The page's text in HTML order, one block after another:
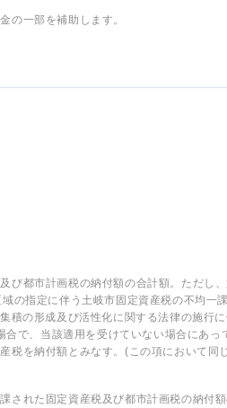
の一部を補助します。
び都市計画税の納付額の合計額。ただし
の指定に伴う土岐市固定資産税の不均一
積の形成及び活性化に関する法律の施行
で、当該適用を受けていない場合にあっ
税を納付額とみなす。(この項において同
された固定資産税及び都市計画税の納付